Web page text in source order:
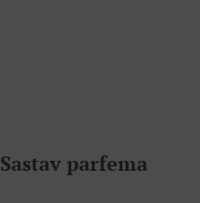
Sastav parfema